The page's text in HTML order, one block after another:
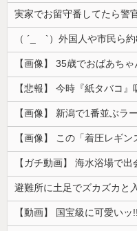
【悲報】 今時『紙タバコ
【画像】 新潟で1番並ぶラ